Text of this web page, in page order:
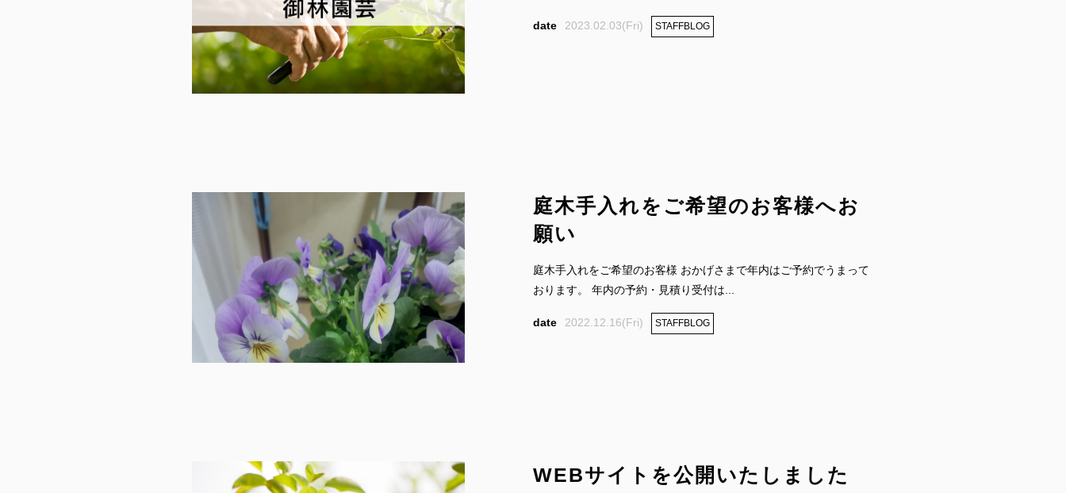
2023.02.03(Fri) STAFFBLOG
庭木手入れをご希望のお客様へお
願い
庭木手入れをご希望のお客様 おかげさまで年内はご予約でうまって
おります。 年内の予約・見積り受付は...
2022.12.16(Fri) STAFFBLOG
WEBサイトを公開いたしました